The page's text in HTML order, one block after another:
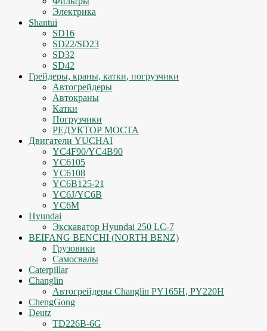
Электрика
Shantui
SD16
SD22/SD23
SD32
SD42
Грейдеры, краны, катки, погрузчики
Автогрейдеры
Автокраны
Катки
Погрузчики
РЕДУКТОР МОСТА
Двигатели YUCHAI
YC4F90/YC4B90
YC6105
YC6108
YC6B125-21
YC6J/YC6B
YC6M
Hyundai
Экскаватор Hyundai 250 LC-7
BEIFANG BENCHI (NORTH BENZ)
Грузовики
Самосвалы
Caterpillar
Changlin
Автогрейдеры Changlin PY165H, PY220H
ChengGong
Deutz
TD226B-6G